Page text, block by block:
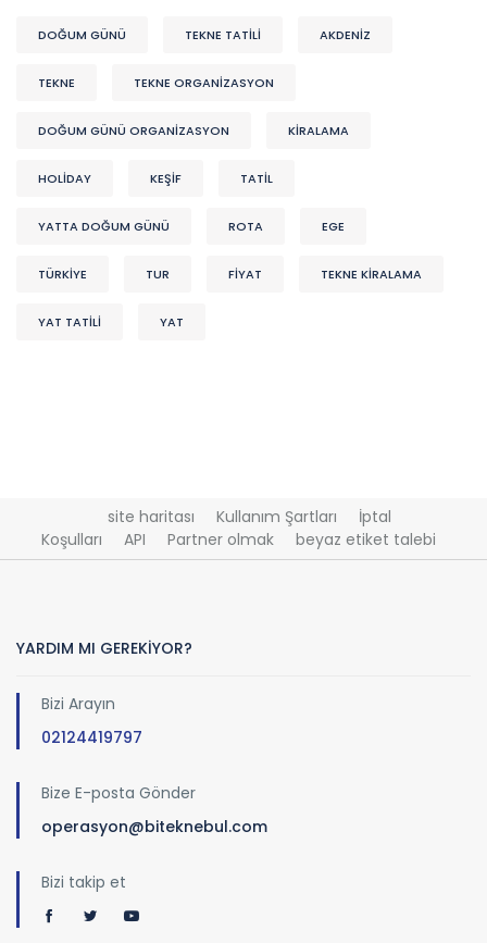
DOĞUM GÜNÜ TEKNE TATİLİ AKDENIZ
TEKNE TEKNE ORGANIZASYON
DOĞUM GÜNÜ ORGANIZASYON KİRALAMA
HOLİDAY KEŞIF TATİL
YATTA DOĞUM GÜNÜ ROTA EGE
TÜRKİYE TUR FİYAT TEKNE KİRALAMA
YAT TATİLİ YAT
site haritası Kullanım Şartları
İptal
Koşulları
API Partner olmak beyaz etiket talebi
YARDIM MI GEREKİYOR?
Bizi Arayın
02124419797
Bize E-posta Gönder
operasyon@biteknebul.com
Bizi takip et